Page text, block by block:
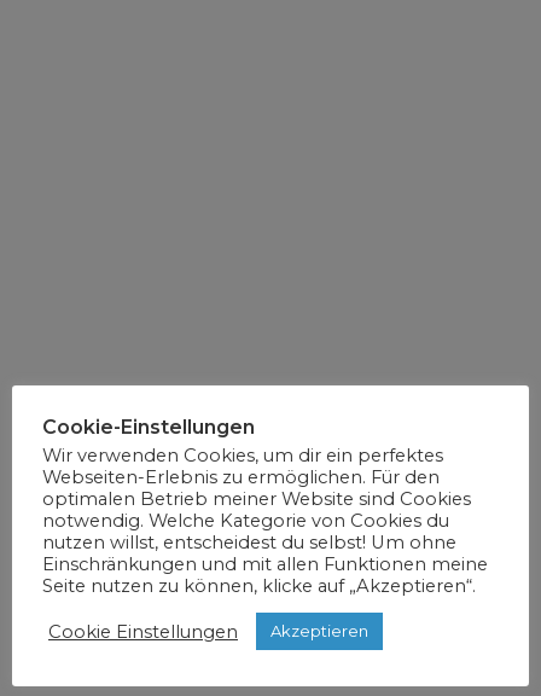
Cookie-Einstellungen
Wir verwenden Cookies, um dir ein perfektes
Webseiten-Erlebnis zu ermöglichen. Für den
optimalen Betrieb meiner Website sind Cookies
notwendig. Welche Kategorie von Cookies du
nutzen willst, entscheidest du selbst! Um ohne
Einschränkungen und mit allen Funktionen meine
Seite nutzen zu können, klicke auf „Akzeptieren“.
Cookie Einstellungen Akzeptieren